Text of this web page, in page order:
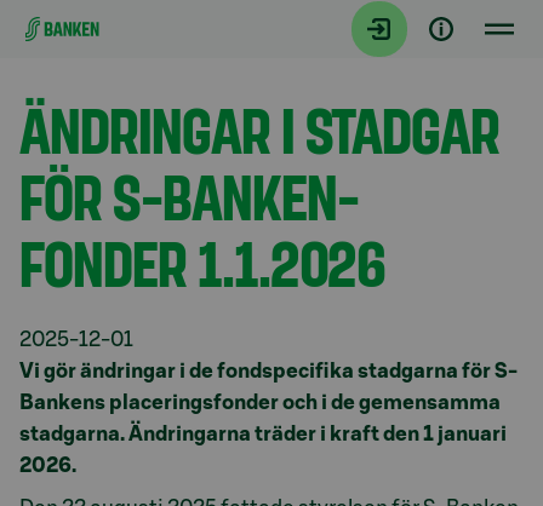
Gå direkt till innehållet
Aktuellt
ÄNDRINGAR I STADGAR
FÖR S-BANKEN-
FONDER 1.1.2026
2025-12-01
Vi gör ändringar i de fondspecifika stadgarna för S-
Bankens placeringsfonder och i de gemensamma
stadgarna. Ändringarna träder i kraft den 1 januari
2026.